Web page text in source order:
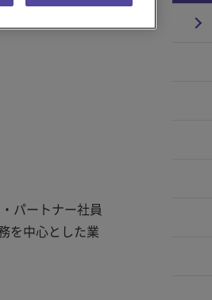
パートナー社員
を中心とした業